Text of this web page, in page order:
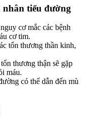
nhân tiểu đường
cơ mắc các bệnh
cơ tim.
tổn thương thần kinh,
thương thận sẽ gặp
máu.
có thể dẫn đến mù